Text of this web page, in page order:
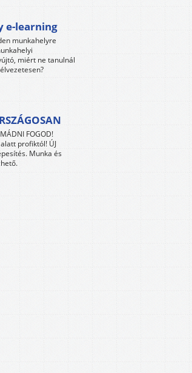
e-learning
munkahelyre
miért ne tanulnál
FOGOD!
profiktól! ÚJ
Munka és